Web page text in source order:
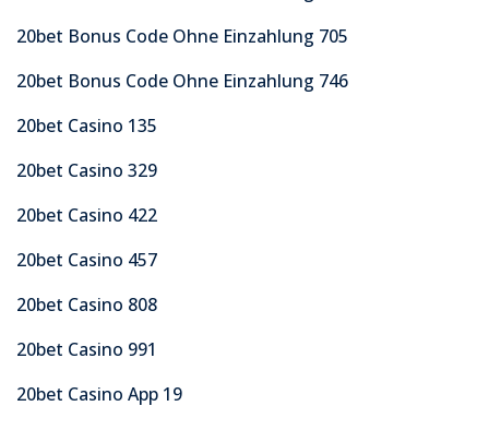
20bet Bonus Code Ohne Einzahlung 705
20bet Bonus Code Ohne Einzahlung 746
20bet Casino 135
20bet Casino 329
20bet Casino 422
20bet Casino 457
20bet Casino 808
20bet Casino 991
20bet Casino App 19